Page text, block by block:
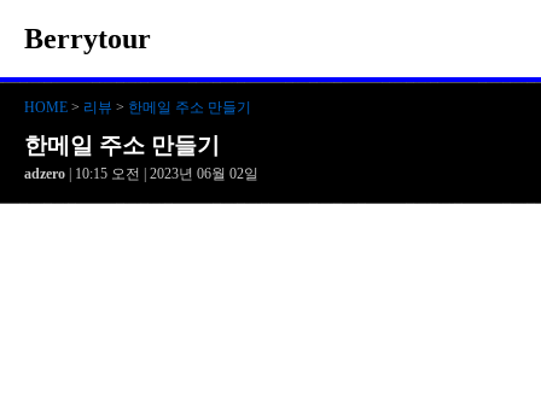
Berrytour
HOME > 리뷰 > 한메일 주소 만들기
한메일 주소 만들기
adzero | 10:15 오전 | 2023년 06월 02일